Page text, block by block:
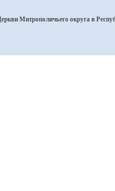
Митрополичьего округа в